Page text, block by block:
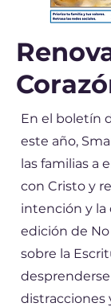
En el boletín
este año,
las familias a
con Cristo y
intención y la
edición de
sobre la
distracciones